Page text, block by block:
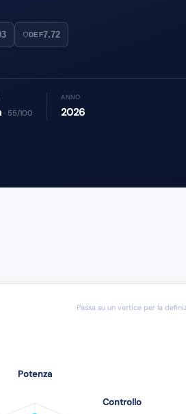
DEF7.72
· 55/100
ANNO
2026
Passa su un vertice per la